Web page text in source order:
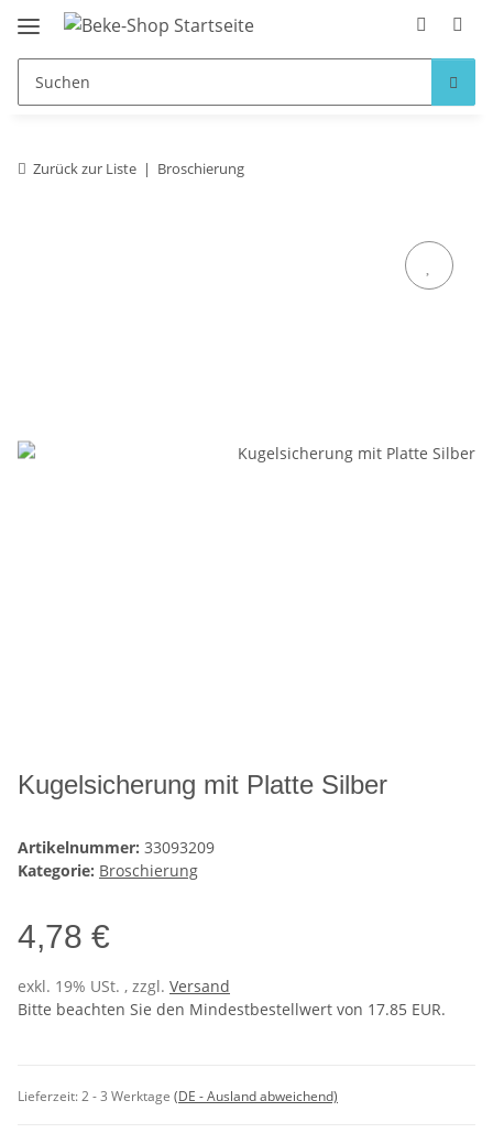
Zurück zur Liste Broschierung
Kugelsicherung mit Platte Silber
Artikelnummer: 33093209
Kategorie: Broschierung
4,78 €
exkl. 19% USt. , zzgl. Versand
Bitte beachten Sie den Mindestbestellwert von 17.85 EUR.
Lieferzeit:2 - 3 Werktage (DE - Ausland abweichend)